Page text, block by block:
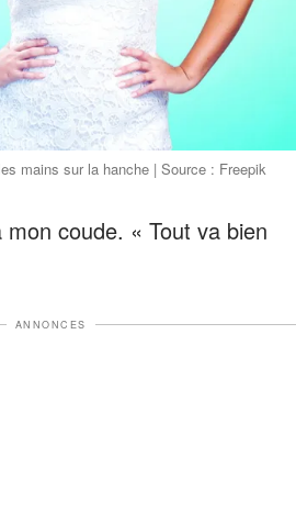
mains sur la hanche | Source : Freepik
coude. « Tout va bien
ANNONCES